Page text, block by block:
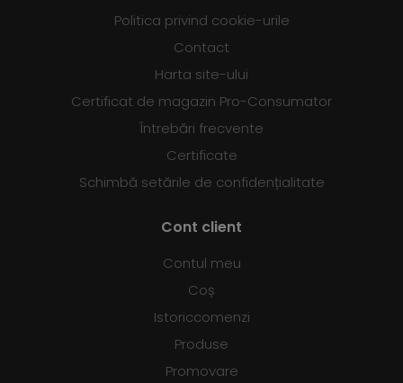
Politica privind cookie-urile
Contact
Harta site-ului
Certificat de magazin Pro-Consumator
Întrebări frecvente
Certificate
Schimbă setările de confidențialitate
Cont client
Contul meu
Coș
Istoriccomenzi
Produse
Promovare